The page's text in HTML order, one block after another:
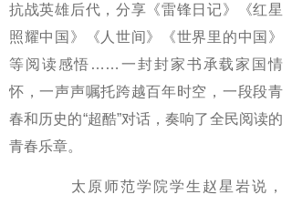
抗战英雄后代，分享《雷锋日记》《红星
照耀中国》《人世间》《世界里的中国》
等阅读感悟……一封封家书承载家国情
怀，一声声嘱托跨越百年时空，一段段青
春和历史的“超酷”对话，奏响了全民阅读的
青春乐章。
太原师范学院学生赵星岩说，